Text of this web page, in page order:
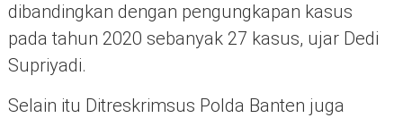
dibandingkan dengan pengungkapan kasus
pada tahun 2020 sebanyak 27 kasus, ujar Dedi
Supriyadi.
Selain itu Ditreskrimsus Polda Banten juga